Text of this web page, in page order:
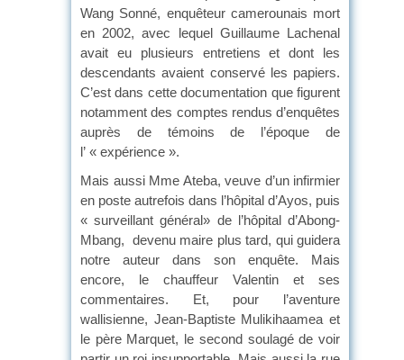
Wang Sonné, enquêteur camerounais mort
en 2002, avec lequel Guillaume Lachenal
avait eu plusieurs entretiens et dont les
descendants avaient conservé les papiers.
C’est dans cette documentation que figurent
notamment des comptes rendus d’enquêtes
auprès de témoins de l’époque de
l’ « expérience ».
Mais aussi Mme Ateba, veuve d’un infirmier
en poste autrefois dans l’hôpital d’Ayos, puis
« surveillant général» de l’hôpital d’Abong-
Mbang, devenu maire plus tard, qui guidera
notre auteur dans son enquête. Mais
encore, le chauffeur Valentin et ses
commentaires. Et, pour l’aventure
wallisienne, Jean-Baptiste Mulikihaamea et
le père Marquet, le second soulagé de voir